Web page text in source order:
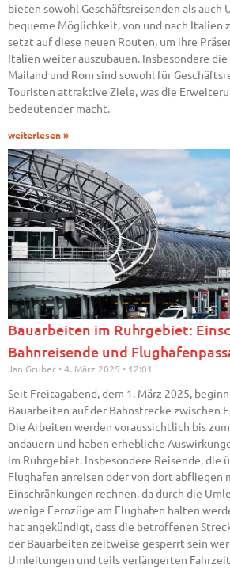
bieten sowohl Geschäftsreisenden als auch
bequeme Möglichkeit, von und nach Italien
setzt auf diese neuen Routen, um ihre
Italien weiter auszubauen. Insbesondere
Mailand und Rom sind sowohl für
Touristen attraktive Ziele, was die
bedeutender macht.
weiterlesen »
Bauarbeiten im Ruhrgebiet:
Bahnreisende und
Jan Gruber 4. März 2025 12:01
Seit Freitagabend, dem 1. März 2025,
Bauarbeiten auf der Bahnstrecke zwischen
Die Arbeiten werden voraussichtlich bis
andauern und haben erhebliche
im Ruhrgebiet. Insbesondere Reisende, die
Flughafen anreisen oder von dort abfliegen
Einschränkungen rechnen, da durch die
wenige Fernzüge am Flughafen halten
hat angekündigt, dass die betroffenen
der Bauarbeiten zeitweise gesperrt sein
Umleitungen und teils verlängerten